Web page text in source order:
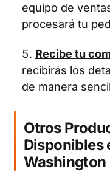
equipo de
procesará tu
Recibe tu
recibirás los
de manera
Otros
Disponibles
Washington